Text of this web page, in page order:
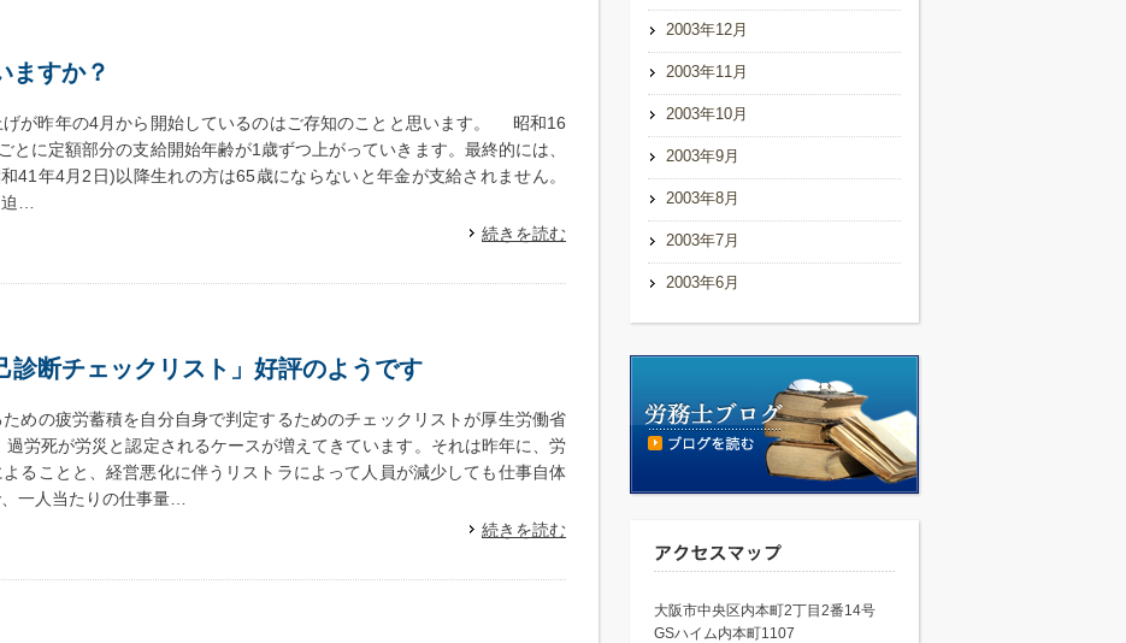
ますか？
が昨年の4月から開始しているのはご存知のことと思います。 昭和16
とに定額部分の支給開始年齢が1歳ずつ上がっていきます。最終的には、
41年4月2日)以降生れの方は65歳にならないと年金が支給されません。
…
続きを読む
診断チェックリスト」好評のようです
めの疲労蓄積を自分自身で判定するためのチェックリストが厚生労働省
労死が労災と認定されるケースが増えてきています。それは昨年に、労
ることと、経営悪化に伴うリストラによって人員が減少しても仕事自体
一人当たりの仕事量…
続きを読む
2003年12月
2003年11月
2003年10月
2003年9月
2003年8月
2003年7月
2003年6月
大阪市中央区内本町2丁目2番14号
GSハイム内本町1107